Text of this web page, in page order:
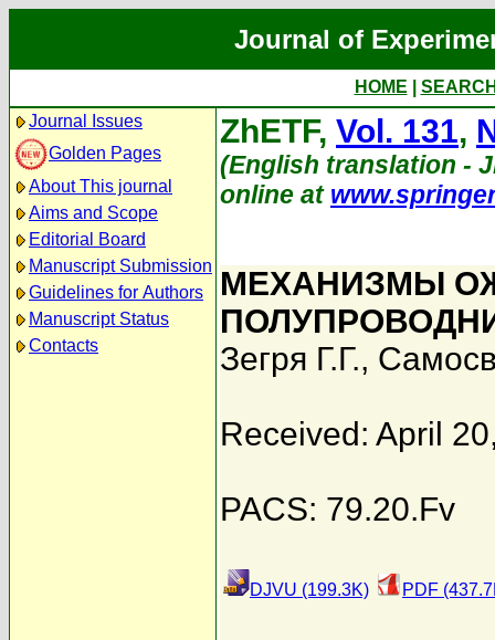
Journal of
HOME
Journal Issues
Golden Pages
About This journal
Aims and Scope
Editorial Board
Manuscript Submission
Guidelines for Authors
Manuscript Status
Contacts
ZhETF, Vol. 131,
(English translation -
online at
МЕХАНИЗМЫ
Зегря Г.Г.,
Received: April
PACS: 79.20.Fv
DJVU (199.3K) PDF